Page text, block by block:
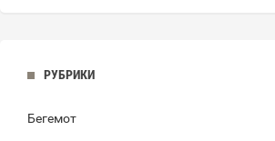
РУБРИКИ
Бегемот